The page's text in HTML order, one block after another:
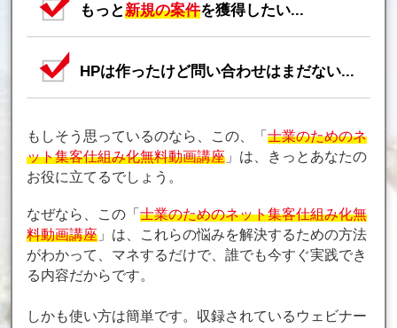
もっと新規の案件を獲得したい...
HPは作ったけど問い合わせはまだない...
もしそう思っているのなら、この、「 士業のためのネ
ット集客仕組み化無料動画講座 」は、きっとあなたの
お役に立てるでしょう。
なぜなら、この「 士業のためのネット集客仕組み化無
料動画講座 」は、これらの悩みを解決するための方法
がわかって、マネするだけで、誰でも今すぐ実践でき
る内容だからです。
しかも使い方は簡単です。収録されているウェビナー